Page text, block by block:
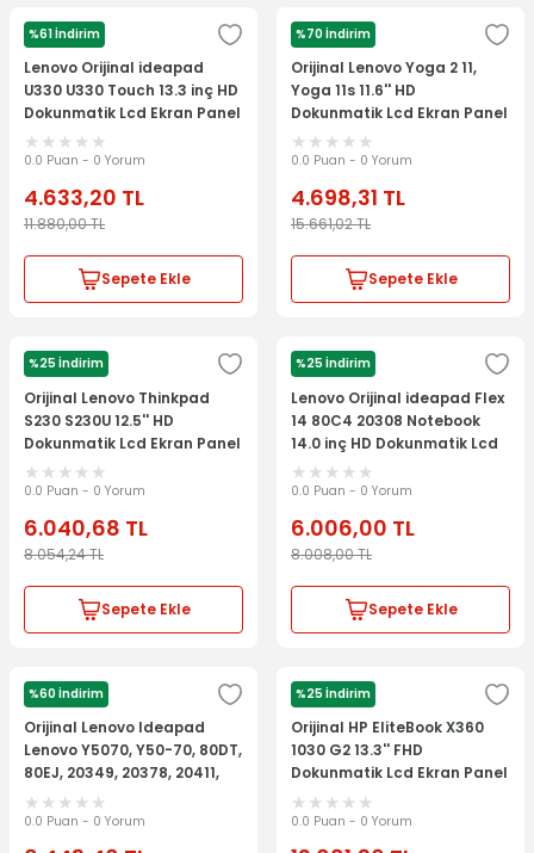
%61 İndirim
LENOVO
Lenovo Orijinal ideapad
U330 U330 Touch 13.3 inç HD
Dokunmatik Lcd Ekran Panel
0.0 Puan - 0 Yorum
4.633,20 TL
11.880,00TL
Sepete Ekle
%70 İndirim
LENOVO
Orijinal Lenovo Yoga 2 11,
Yoga 11s 11.6'' HD
Dokunmatik Lcd Ekran Panel
Kit AP0SS000300
0.0 Puan - 0 Yorum
4.698,31 TL
15.661,02TL
Sepete Ekle
%25 İndirim
LENOVO
Orijinal Lenovo Thinkpad
S230 S230U 12.5'' HD
Dokunmatik Lcd Ekran Panel
Kit 04Y1415
0.0 Puan - 0 Yorum
6.040,68 TL
8.054,24TL
Sepete Ekle
%25 İndirim
LENOVO
Lenovo Orijinal ideapad Flex
14 80C4 20308 Notebook
14.0 inç HD Dokunmatik Lcd
Ekran Panel
0.0 Puan - 0 Yorum
6.006,00 TL
8.008,00TL
Sepete Ekle
%60 İndirim
LENOVO
Orijinal Lenovo Ideapad
Lenovo Y5070, Y50-70, 80DT,
80EJ, 20349, 20378, 20411,
20413 15.6'' FHD Dokunmatik
Lcd Ekran Panel Kit
0.0 Puan - 0 Yorum
%25 İndirim
HP
Orijinal HP EliteBook X360
1030 G2 13.3'' FHD
Dokunmatik Lcd Ekran Panel
Kit 917928-001 917927-001
0.0 Puan - 0 Yorum